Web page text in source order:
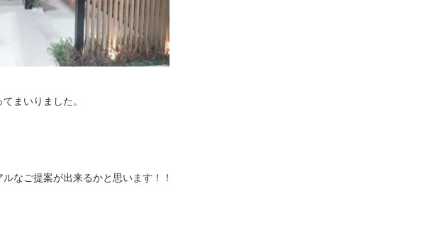
まいりました。
なご提案が出来るかと思います！！